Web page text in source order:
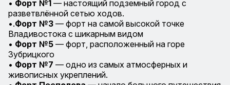
• Форт №1 — настоящий подземный город с
разветвлённой сетью ходов.
•.Форт №3 — форт на самой высокой точке
Владивостока с шикарным видом
• Форт №5 — форт, расположенный на горе
Зубрицкого
• Форт №7 — одно из самых атмосферных и
живописных укреплений.